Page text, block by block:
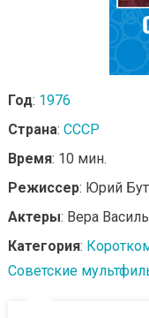
Год: 1976
Страна: СССР
Время: 10 мин.
Режиссер: Юрий
Актеры: Вера
Категория:
Советские